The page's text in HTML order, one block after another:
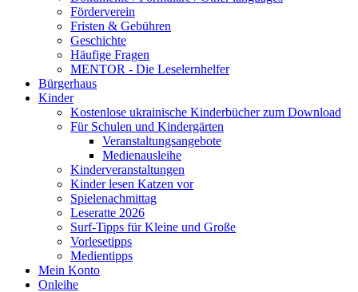
Förderverein
Fristen & Gebühren
Geschichte
Häufige Fragen
MENTOR - Die Leselernhelfer
Bürgerhaus
Kinder
Kostenlose ukrainische Kinderbücher zum Download
Für Schulen und Kindergärten
Veranstaltungsangebote
Medienausleihe
Kinderveranstaltungen
Kinder lesen Katzen vor
Spielenachmittag
Leseratte 2026
Surf-Tipps für Kleine und Große
Vorlesetipps
Medientipps
Mein Konto
Onleihe